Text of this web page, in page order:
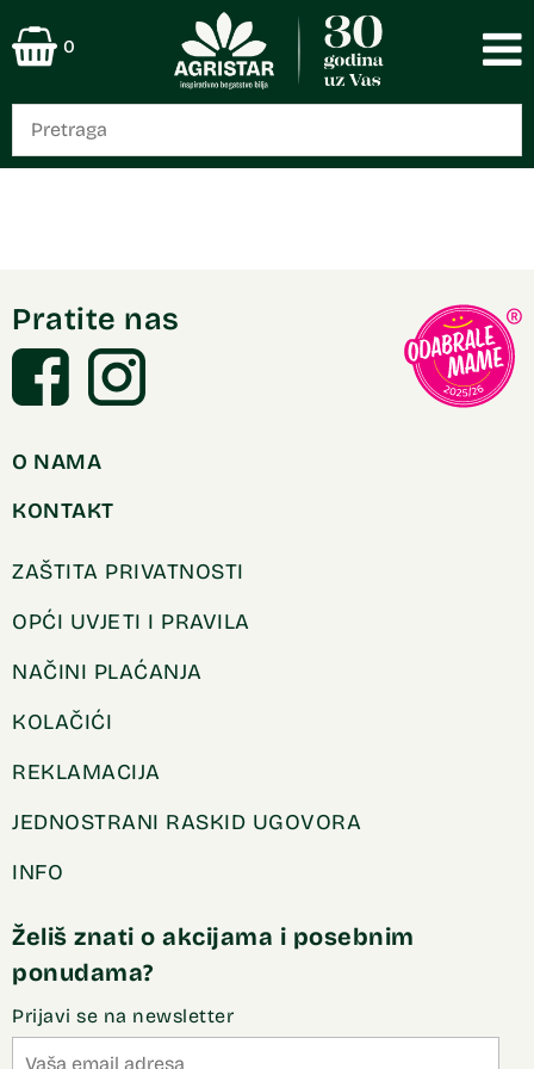
0
Pratite nas
O NAMA
KONTAKT
ZAŠTITA PRIVATNOSTI
OPĆI UVJETI I PRAVILA
NAČINI PLAĆANJA
KOLAČIĆI
REKLAMACIJA
JEDNOSTRANI RASKID UGOVORA
INFO
Želiš znati o akcijama i posebnim
ponudama?
Prijavi se na newsletter